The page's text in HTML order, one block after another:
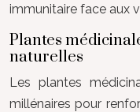
immunitaire face aux
Plantes
naturelles
Les plantes
millénaires pour